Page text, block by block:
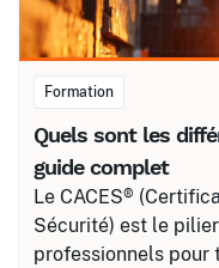
Formation
Quels sont les
guide complet
Le CACES®
Sécurité) est le
professionnels pour